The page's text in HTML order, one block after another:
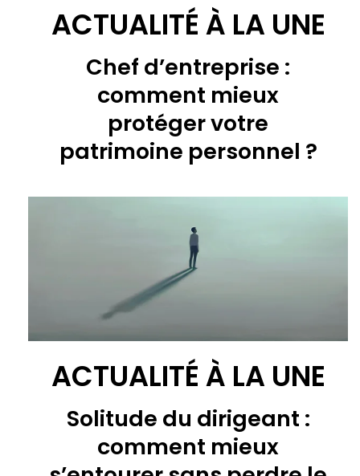
ACTUALITÉ À LA UNE
Chef d’entreprise :
comment mieux
protéger votre
patrimoine personnel ?
ACTUALITÉ À LA UNE
Solitude du dirigeant :
comment mieux